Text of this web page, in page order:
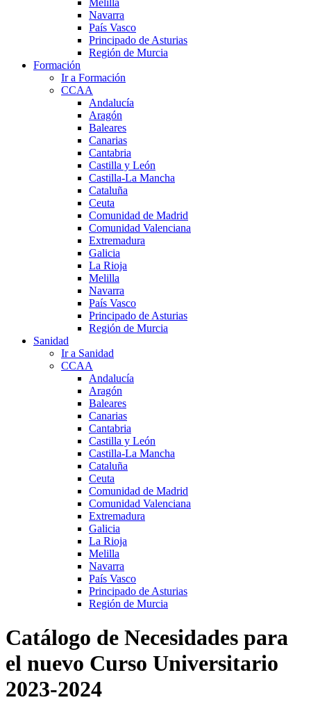
Navarra
País Vasco
Principado de Asturias
Región de Murcia
Formación
Ir a Formación
CCAA
Andalucía
Aragón
Baleares
Canarias
Cantabria
Castilla y León
Castilla-La Mancha
Cataluña
Ceuta
Comunidad de Madrid
Comunidad Valenciana
Extremadura
Galicia
La Rioja
Melilla
Navarra
País Vasco
Principado de Asturias
Región de Murcia
Sanidad
Ir a Sanidad
CCAA
Andalucía
Aragón
Baleares
Canarias
Cantabria
Castilla y León
Castilla-La Mancha
Cataluña
Ceuta
Comunidad de Madrid
Comunidad Valenciana
Extremadura
Galicia
La Rioja
Melilla
Navarra
País Vasco
Principado de Asturias
Región de Murcia
Catálogo de Necesidades para
el nuevo Curso Universitario
2023-2024